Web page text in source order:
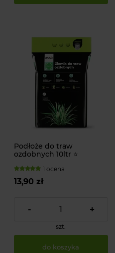
Podłoże do traw
ozdobnych 10ltr ⭐
1 ocena
13,90 zł
- +
szt.
do koszyka